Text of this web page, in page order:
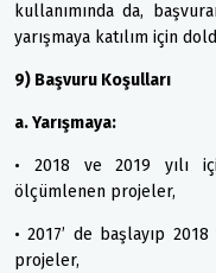
kullanımında da,
yarışmaya katılım için
9) Başvuru Koşulları
a. Yarışmaya:
• 2018 ve 2019 yılı
ölçümlenen projeler,
• 2017’ de başlayıp
projeler,